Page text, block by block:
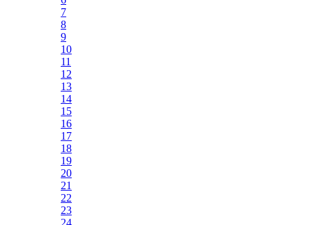
7
8
9
10
11
12
13
14
15
16
17
18
19
20
21
22
23
24